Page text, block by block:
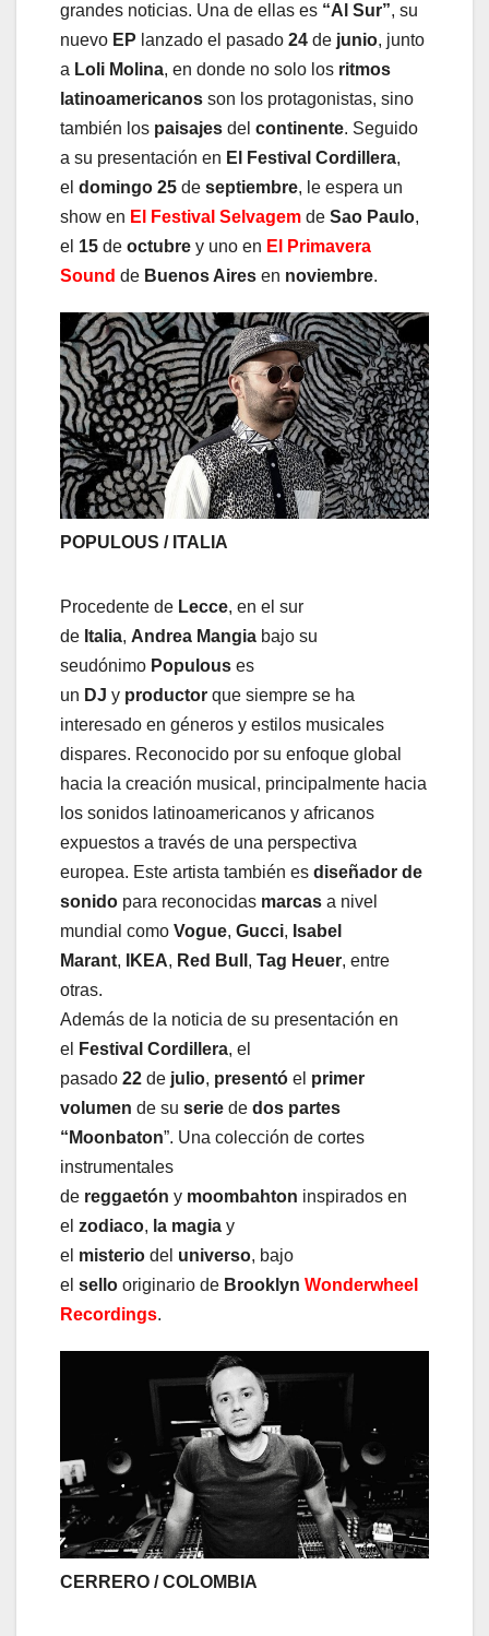
grandes noticias. Una de ellas es “Al Sur”, su
nuevo EP lanzado el pasado 24 de junio, junto
a Loli Molina, en donde no solo los ritmos
latinoamericanos son los protagonistas, sino
también los paisajes del continente. Seguido
a su presentación en El Festival Cordillera,
el domingo 25 de septiembre, le espera un
show en El Festival Selvagem de Sao Paulo,
el 15 de octubre y uno en El Primavera
Sound de Buenos Aires en noviembre.
POPULOUS / ITALIA
Procedente de Lecce, en el sur
de Italia, Andrea Mangia bajo su
seudónimo Populous es
un DJ y productor que siempre se ha
interesado en géneros y estilos musicales
dispares. Reconocido por su enfoque global
hacia la creación musical, principalmente hacia
los sonidos latinoamericanos y africanos
expuestos a través de una perspectiva
europea. Este artista también es diseñador de
sonido para reconocidas marcas a nivel
mundial como Vogue, Gucci, Isabel
Marant, IKEA, Red Bull , Tag Heuer, entre
otras.
Además de la noticia de su presentación en
el
Festival Cordillera, el
pasado 22 de julio, presentó el primer
volumen de su serie de dos partes
“Moonbaton”. Una colección de cortes
instrumentales
de reggaetón y moombahton inspirados en
el zodiaco, la magia y
el misterio del universo, bajo
el sello originario de Brooklyn Wonderwheel
Recordings.
CERRERO / COLOMBIA